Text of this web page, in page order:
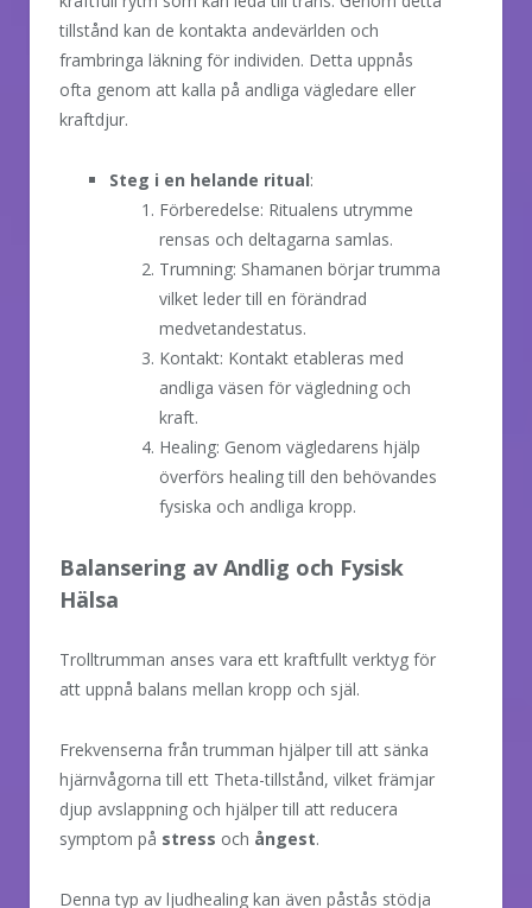
tillstånd kan de kontakta andevärlden och
frambringa läkning för individen. Detta uppnås
ofta genom att kalla på andliga vägledare eller
kraftdjur.
Steg i en helande ritual:
Förberedelse: Ritualens utrymme
rensas och deltagarna samlas.
Trumning: Shamanen börjar trumma
vilket leder till en förändrad
medvetandestatus.
Kontakt: Kontakt etableras med
andliga väsen för vägledning och
kraft.
Healing: Genom vägledarens hjälp
överförs healing till den behövandes
fysiska och andliga kropp.
Balansering av Andlig och Fysisk
Hälsa
Trolltrumman anses vara ett kraftfullt verktyg för
att uppnå balans mellan kropp och själ.
Frekvenserna från trumman hjälper till att sänka
hjärnvågorna till ett Theta-tillstånd, vilket främjar
djup avslappning och hjälper till att reducera
symptom på stress och ångest.
Denna typ av ljudhealing kan även påstås stödja